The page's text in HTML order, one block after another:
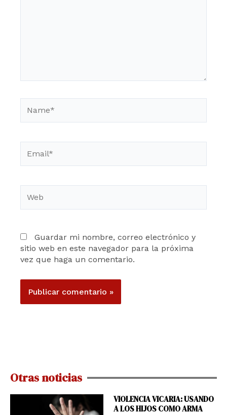
Guardar mi nombre, correo electrónico y
sitio web en este navegador para la próxima
vez que haga un comentario.
Otras noticias
VIOLENCIA VICARIA: USANDO
A LOS HIJOS COMO ARMA